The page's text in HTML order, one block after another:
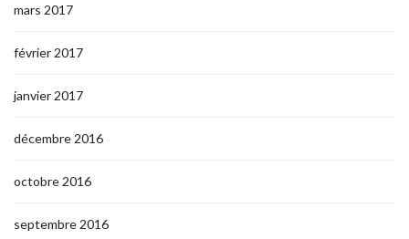
mars 2017
février 2017
janvier 2017
décembre 2016
octobre 2016
septembre 2016